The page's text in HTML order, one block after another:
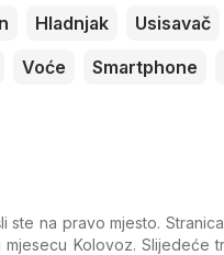
Hladnjak Usisavač
Voće Smartphone
ste na pravo mjesto. Stranica
Kolovoz. Slijedeće